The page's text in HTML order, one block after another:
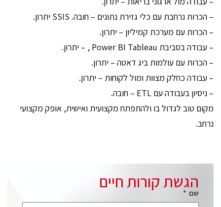
– הכרות נרחבת עם כלי גזירת נתונים – חובה. SSIS יתרון.
– הכרות עם מערכת קמיליון – יתרון.
– עבודה בסביבת Power BI Tableau , – יתרון.
– הכרות עם עולמות ביג דאטה – יתרון.
– עבודה כחלק מצוות ומול לקוחות – יתרון.
– ניסיון בעבודה עם ETL – חובה.
מקום טוב לגדול בו ולהתפתח מקצועית ואישית, אופק מקצועי
נרחב.
הגשת קורות חיים
שם